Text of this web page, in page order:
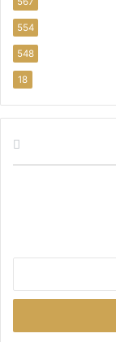
554
548
18